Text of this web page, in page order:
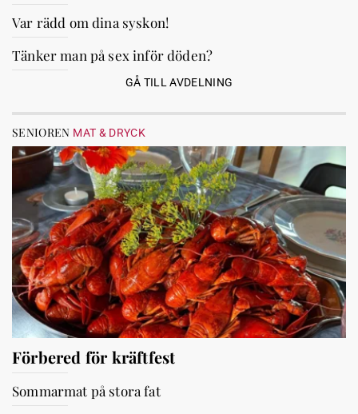
Var rädd om dina syskon!
Tänker man på sex inför döden?
GÅ TILL AVDELNING
SENIOREN MAT & DRYCK
Förbered för kräftfest
Sommarmat på stora fat